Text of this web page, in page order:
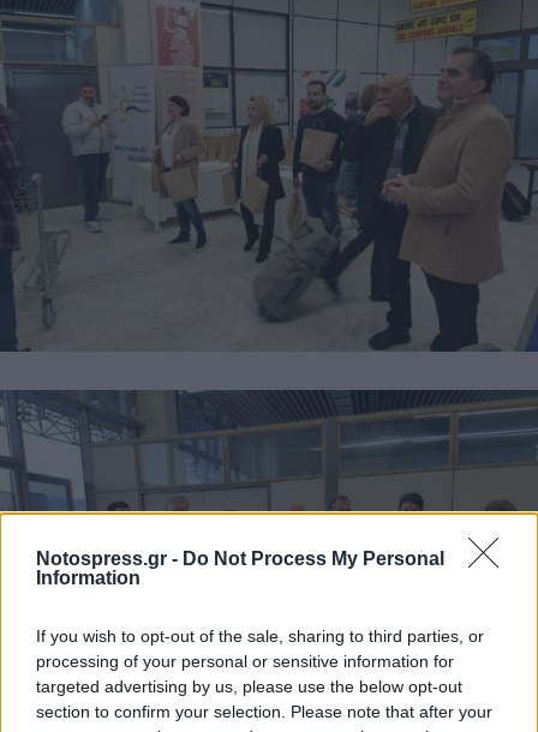
Notospress.gr - Do Not Process My Personal
Information
If you wish to opt-out of the sale, sharing to third parties, or
processing of your personal or sensitive information for
targeted advertising by us, please use the below opt-out
section to confirm your selection. Please note that after your